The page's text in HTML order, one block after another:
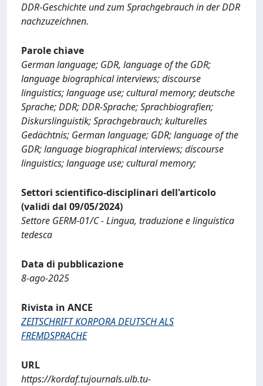
DDR-Geschichte und zum Sprachgebrauch in der DDR
nachzuzeichnen.
Parole chiave
German language; GDR, language of the GDR;
language biographical interviews; discourse
linguistics; language use; cultural memory; deutsche
Sprache; DDR; DDR-Sprache; Sprachbiografien;
Diskurslinguistik; Sprachgebrauch; kulturelles
Gedächtnis; German language; GDR; language of the
GDR; language biographical interviews; discourse
linguistics; language use; cultural memory;
Settori scientifico-disciplinari dell'articolo
(validi dal 09/05/2024)
Settore GERM-01/C - Lingua, traduzione e linguistica
tedesca
Data di pubblicazione
8-ago-2025
Rivista in ANCE
ZEITSCHRIFT KORPORA DEUTSCH ALS
FREMDSPRACHE
URL
https://kordaf.tujournals.ulb.tu-